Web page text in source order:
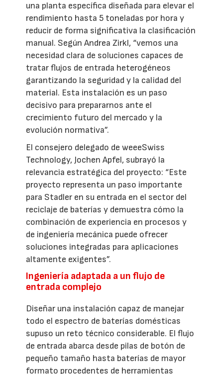
una planta específica diseñada para elevar el
rendimiento hasta 5 toneladas por hora y
reducir de forma significativa la clasificación
manual. Según Andrea Zirkl, “vemos una
necesidad clara de soluciones capaces de
tratar flujos de entrada heterogéneos
garantizando la seguridad y la calidad del
material. Esta instalación es un paso
decisivo para prepararnos ante el
crecimiento futuro del mercado y la
evolución normativa”.
El consejero delegado de weeeSwiss
Technology, Jochen Apfel, subrayó la
relevancia estratégica del proyecto: “Este
proyecto representa un paso importante
para Stadler en su entrada en el sector del
reciclaje de baterías y demuestra cómo la
combinación de experiencia en procesos y
de ingeniería mecánica puede ofrecer
soluciones integradas para aplicaciones
altamente exigentes”.
Ingeniería adaptada a un flujo de
entrada complejo
Diseñar una instalación capaz de manejar
todo el espectro de baterías domésticas
supuso un reto técnico considerable. El flujo
de entrada abarca desde pilas de botón de
pequeño tamaño hasta baterías de mayor
formato procedentes de herramientas